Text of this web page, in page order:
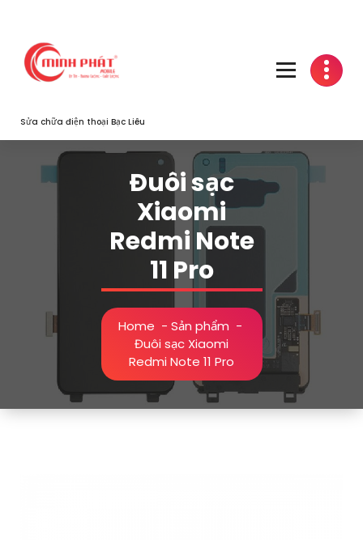
content
Sửa chữa điện thoại Bạc Liêu
Đuôi sạc
Xiaomi
Redmi Note
11 Pro
Home - Sản phẩm -
Đuôi sạc Xiaomi
Redmi Note 11 Pro